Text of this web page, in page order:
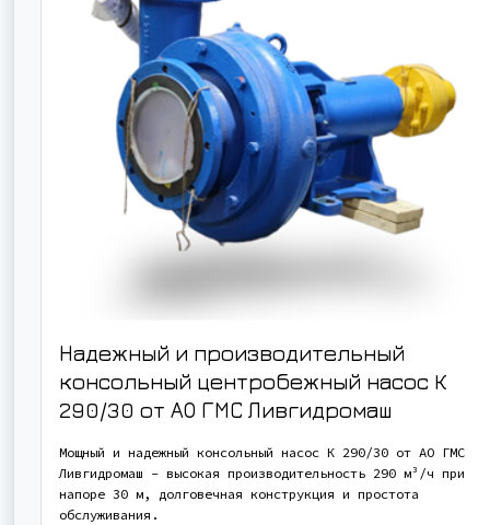
Надежный и производительный
консольный центробежный насос К
290/30 от АО ГМС Ливгидромаш
Мощный и надежный консольный насос К 290/30 от АО ГМС
Ливгидромаш - высокая производительность 290 м³/ч при
напоре 30 м, долговечная конструкция и простота
обслуживания.